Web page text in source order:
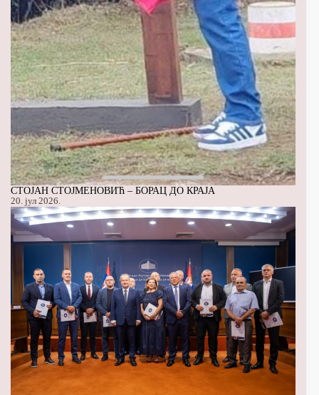
СТОЈАН СТОЈМЕНОВИЋ – БОРАЦ ДО КРАЈА
20. јул 2026.